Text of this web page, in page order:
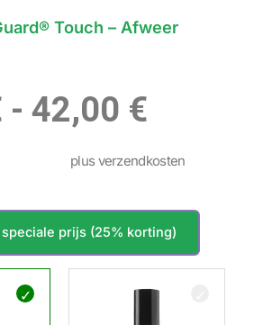
Touch – Afweer
- 42,00 €
31,50 €
tot
42,00 €
plus verzendkosten
prijs (25% korting)